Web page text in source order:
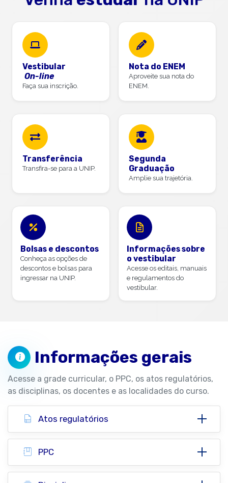
Vestibular
On-line
Faça sua inscrição.
Nota do ENEM
Aproveite sua nota do
ENEM.
Transferência
Transfira-se para a UNIP.
Segunda
Graduação
Amplie sua trajetória.
Bolsas e descontos
Conheça as opções de
descontos e bolsas para
ingressar na UNIP.
Informações sobre
o vestibular
Acesse os editais, manuais
e regulamentos do
vestibular.
Informações gerais
Acesse a grade curricular, o PPC, os atos regulatórios,
as disciplinas, os docentes e as localidades do curso.
Atos regulatórios
PPC